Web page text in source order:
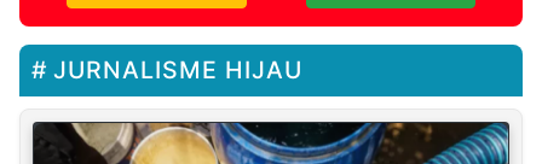
JURNALISME HIJAU